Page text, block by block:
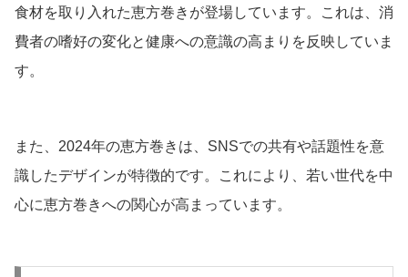
食材を取り入れた恵方巻きが登場しています。これは、消
費者の嗜好の変化と健康への意識の高まりを反映していま
す。
また、2024年の恵方巻きは、SNSでの共有や話題性を意
識したデザインが特徴的です。これにより、若い世代を中
心に恵方巻きへの関心が高まっています。